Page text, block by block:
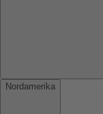
Nordamerika